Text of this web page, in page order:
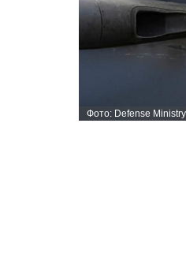
Фото: Defense